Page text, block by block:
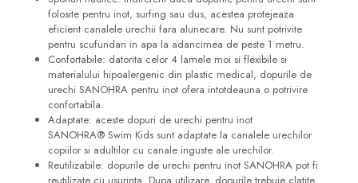
folosite pentru inot, surfing sau dus, acestea protejeaza
eficient canalele urechii fara alunecare. Nu sunt potrivite
pentru scufundari in apa la adancimea de peste 1 metru.
Confortabile: datorita celor 4 lamele moi si flexibile si
materialului hipoalergenic din plastic medical, dopurile de
urechi SANOHRA pentru inot ofera intotdeauna o potrivire
confortabila.
Adaptate: aceste dopuri de urechi pentru inot
SANOHRA® Swim Kids sunt adaptate la canalele urechilor
copiilor si adultilor cu canale inguste ale urechilor.
Reutilizabile: dopurile de urechi pentru inot SANOHRA pot fi